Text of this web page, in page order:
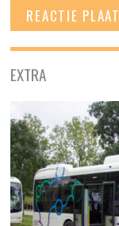
EXTRA